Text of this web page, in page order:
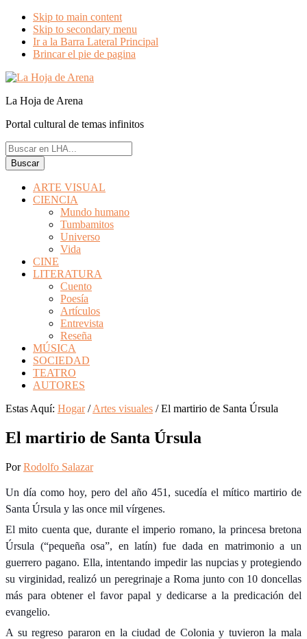
Skip to main content
Skip to secondary menu
Ir a la Barra Lateral Principal
Brincar el pie de pagina
La Hoja de Arena
Portal cultural de temas infinitos
Buscar
en
LHA...
ARTE VISUAL
CIENCIA
Mundo humano
Tumbamitos
Universo
Vida
CINE
LITERATURA
Cuento
Poesía
Artículos
Entrevista
Reseña
MÚSICA
SOCIEDAD
TEATRO
AUTORES
Estas Aquí: Hogar / Artes visuales /El martirio de Santa Úrsula
El martirio de Santa Úrsula
PorRodolfo Salazar
Un día como hoy, pero del año 451, sucedía el mítico martirio de
Santa Úrsula y las once mil vírgenes.
El mito cuenta que, durante el imperio romano, la princesa bretona
Úrsula (“pequeña osa”, en latín) fue dada en matrimonio a un
guerrero pagano. Ella, intentando impedir las nupcias y protegiendo
su virginidad, realizó un peregrinaje a Roma junto con 10 doncellas
más para obtener el favor papal y dedicarse a la predicación del
evangelio.
A su regreso pararon en la ciudad de Colonia y tuvieron la mala